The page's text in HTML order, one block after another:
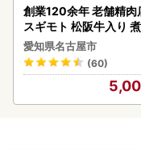
創業120余年 老舗精肉
スギモト 松阪牛入り
み ハンバーグ 110g×4
惣菜 お取り寄せ グルメ
ンバーグ 冷凍
愛知県名古屋市
(60)